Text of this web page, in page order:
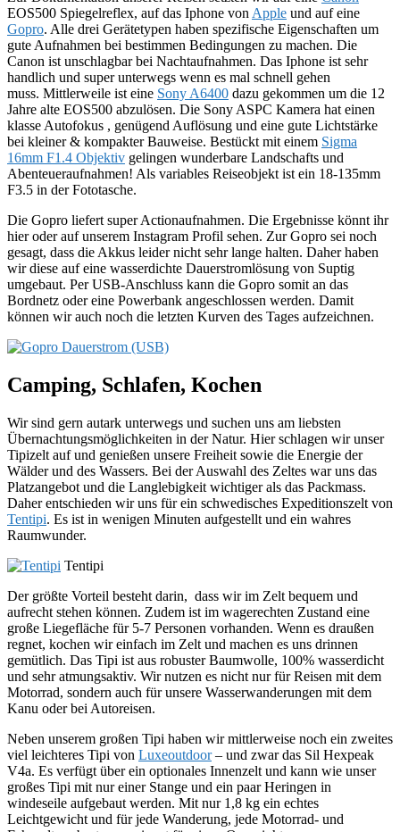
EOS500 Spiegelreflex, auf das Iphone von Apple und auf eine
Gopro. Alle drei Gerätetypen haben spezifische Eigenschaften um
gute Aufnahmen bei bestimmen Bedingungen zu machen. Die
Canon ist unschlagbar bei Nachtaufnahmen. Das Iphone ist sehr
handlich und super unterwegs wenn es mal schnell gehen
muss. Mittlerweile ist eine Sony A6400 dazu gekommen um die 12
Jahre alte EOS500 abzulösen. Die Sony ASPC Kamera hat einen
klasse Autofokus , genügend Auflösung und eine gute Lichtstärke
bei kleiner & kompakter Bauweise. Bestückt mit einem Sigma
16mm F1.4 Objektiv gelingen wunderbare Landschafts und
Abenteueraufnahmen! Als variables Reiseobjekt ist ein 18-135mm
F3.5 in der Fototasche.
Die Gopro liefert super Actionaufnahmen. Die Ergebnisse könnt ihr
hier oder auf unserem Instagram Profil sehen. Zur Gopro sei noch
gesagt, dass die Akkus leider nicht sehr lange halten. Daher haben
wir diese auf eine wasserdichte Dauerstromlösung von Suptig
umgebaut. Per USB-Anschluss kann die Gopro somit an das
Bordnetz oder eine Powerbank angeschlossen werden. Damit
können wir auch noch die letzten Kurven des Tages aufzeichnen.
Camping, Schlafen, Kochen
Wir sind gern autark unterwegs und suchen uns am liebsten
Übernachtungsmöglichkeiten in der Natur. Hier schlagen wir unser
Tipizelt auf und genießen unsere Freiheit sowie die Energie der
Wälder und des Wassers. Bei der Auswahl des Zeltes war uns das
Platzangebot und die Langlebigkeit wichtiger als das Packmass.
Daher entschieden wir uns für ein schwedisches Expeditionszelt von
Tentipi. Es ist in wenigen Minuten aufgestellt und ein wahres
Raumwunder.
Tentipi
Der größte Vorteil besteht darin, dass wir im Zelt bequem und
aufrecht stehen können. Zudem ist im wagerechten Zustand eine
große Liegefläche für 5-7 Personen vorhanden. Wenn es draußen
regnet, kochen wir einfach im Zelt und machen es uns drinnen
gemütlich. Das Tipi ist aus robuster Baumwolle, 100% wasserdicht
und sehr atmungsaktiv. Wir nutzen es nicht nur für Reisen mit dem
Motorrad, sondern auch für unsere Wasserwanderungen mit dem
Kanu oder bei Autoreisen.
Neben unserem großen Tipi haben wir mittlerweise noch ein zweites
viel leichteres Tipi von Luxeoutdoor– und zwar das Sil Hexpeak
V4a. Es verfügt über ein optionales Innenzelt und kann wie unser
großes Tipi mit nur einer Stange und ein paar Heringen in
windeseile aufgebaut werden. Mit nur 1,8 kg ein echtes
Leichtgewicht und für jede Wanderung, jede Motorrad- und